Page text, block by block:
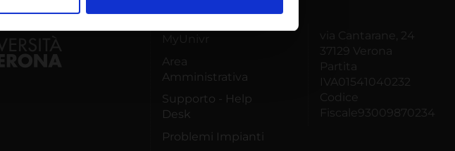
con altre informazioni che hai fornito loro o
MyUnivr
Area
Amministrativa
Supporto - Help
Desk
Problemi Impianti
via Cantarane, 24
37129 Verona
Partita
IVA01541040232
Codice
Fiscale93009870234